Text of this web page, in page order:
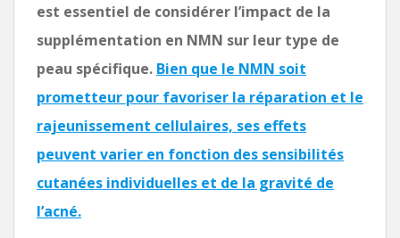
est essentiel de considérer l’impact de la
supplémentation en NMN sur leur type de
peau spécifique. Bien que le NMN soit
prometteur pour favoriser la réparation et le
rajeunissement cellulaires, ses effets
peuvent varier en fonction des sensibilités
cutanées individuelles et de la gravité de
l’acné.